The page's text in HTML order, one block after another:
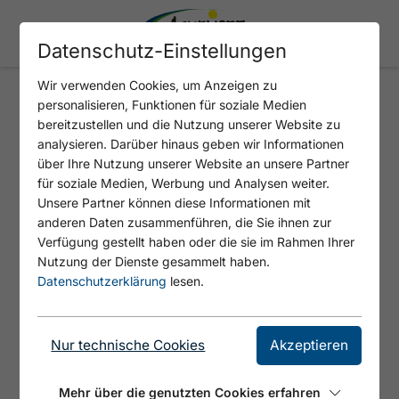
HAUS BERGFREUND
©
Datenschutz-Einstellungen
Wir verwenden Cookies, um Anzeigen zu
personalisieren, Funktionen für soziale Medien
bereitzustellen und die Nutzung unserer Website zu
analysieren. Darüber hinaus geben wir Informationen
über Ihre Nutzung unserer Website an unsere Partner
für soziale Medien, Werbung und Analysen weiter.
Unsere Partner können diese Informationen mit
anderen Daten zusammenführen, die Sie ihnen zur
Verfügung gestellt haben oder die sie im Rahmen Ihrer
Nutzung der Dienste gesammelt haben.
Datenschutzerklärung lesen.
Nur technische Cookies Akzeptieren
Mehr über die genutzten Cookies erfahren